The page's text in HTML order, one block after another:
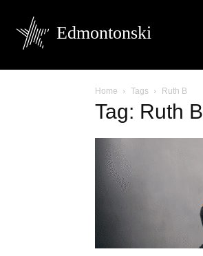
Edmontonski
Home Tags Ruth B
Tag: Ruth B